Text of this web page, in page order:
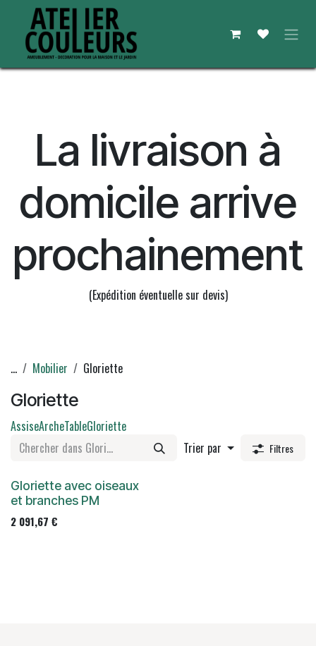
Se rendre au contenu
La livraison à
domicile arrive
prochainement
(Expédition éventuelle sur devis)
... Mobilier Gloriette
Gloriette
AssiseArcheTableGloriette
Trier par
Filtres
Gloriette avec oiseaux
et branches PM
2 091,67 €